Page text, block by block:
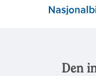
Den